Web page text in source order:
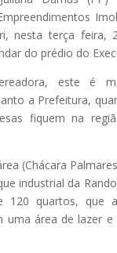
nesta terça feira,
do prédio do
este é
a Prefeitura,
fiquem na
(Chácara
industrial da
quartos, que
uma área de lazer